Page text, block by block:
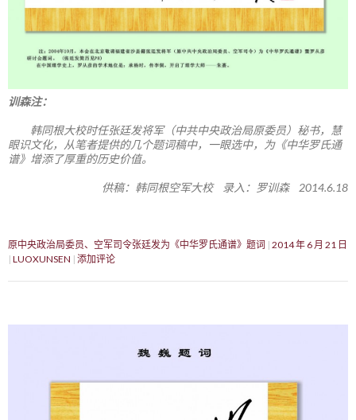
训森注：
韩同根大校时任张廷发将军（中共中央政治局原委员）秘书，慧
眼识文化，从笔者提供的几个题词稿中，一眼选中，为《中华罗氏通
谱》增添了厚重的历史价值。
供稿：韩同根空军大校 录入：罗训森 2014.6.18
原中央政治局委员、空军司令张廷发为《中华罗氏通谱》题词 2014 年 6 月 21 日
LUOXUNSEN 添加评论